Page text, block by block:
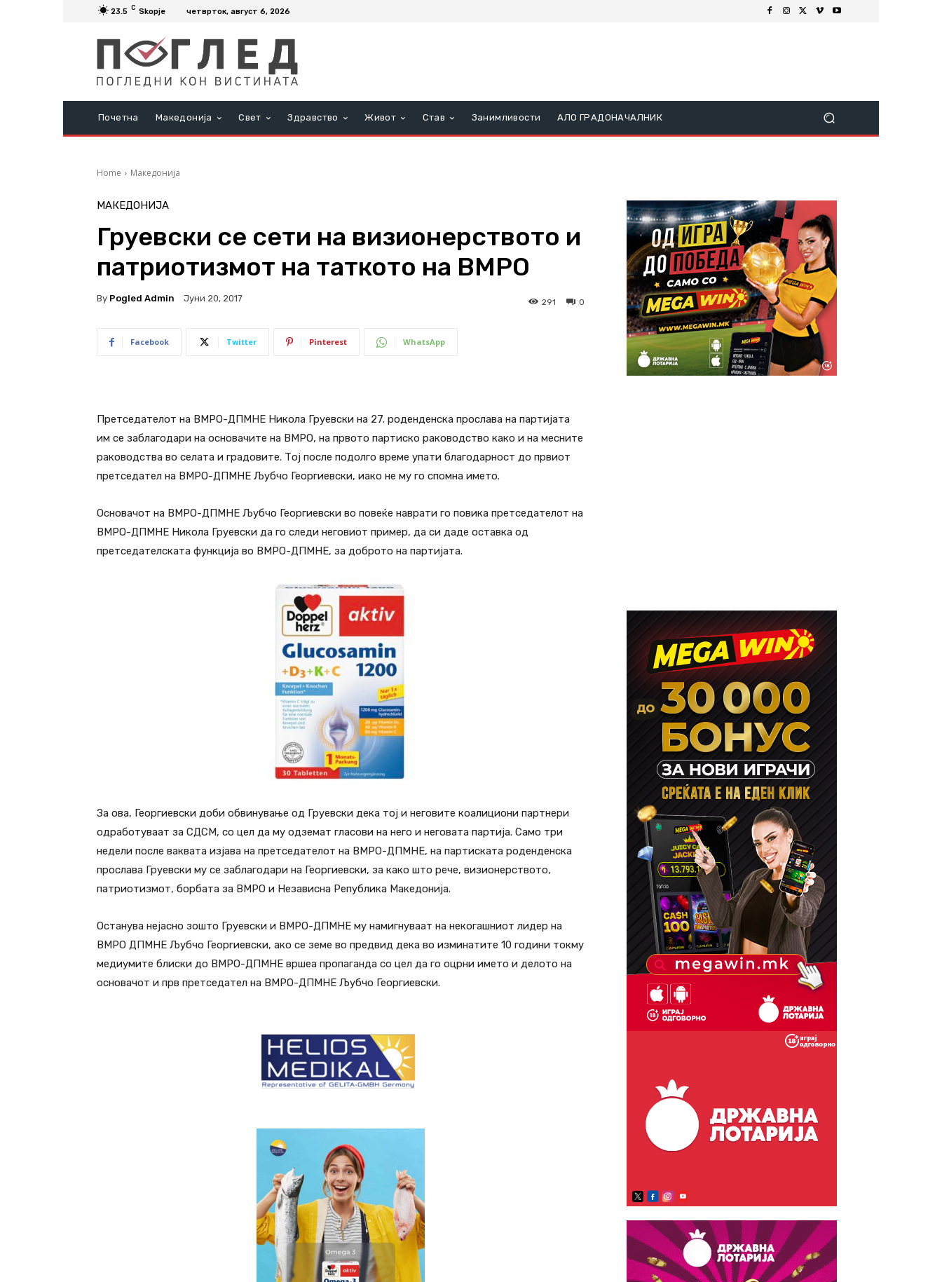
23.5 C Skopje четврток, август 6, 2026
Почетна Македонија Свет Здравство Живот Став Занимливости АЛО ГРАДОНАЧАЛНИК
Home Македонија
МАКЕДОНИЈА
Груевски се сети на визионерството и
патриотизмот на таткото на ВМРО
By Pogled Admin Јуни 20, 2017 0
291
Facebook Twitter Pinterest WhatsApp
Претседателот на ВМРО-ДПМНЕ Никола Груевски на 27. роденденска прослава на партијата
им се заблагодари на основачите на ВМРО, на првото партиско раководство како и на месните
раководства во селата и градовите. Тој после подолго време упати благодарност до првиот
претседател на ВМРО-ДПМНЕ Љубчо Георгиевски, иако не му го спомна името.
Основачот на ВМРО-ДПМНЕ Љубчо Георгиевски во повеќе наврати го повика претседателот на
ВМРО-ДПМНЕ Никола Груевски да го следи неговиот пример, да си даде оставка од
претседателската функција во ВМРО-ДПМНЕ, за доброто на партијата.
За ова, Георгиевски доби обвинување од Груевски дека тој и неговите коалициони партнери
одработуваат за СДСМ, со цел да му одземат гласови на него и неговата партија. Само три
недели после ваквата изјава на претседателот на ВМРО-ДПМНЕ, на партиската роденденска
прослава Груевски му се заблагодари на Георгиевски, за како што рече, визионерството,
патриотизмот, борбата за ВМРО и Независна Република Македонија.
Останува нејасно зошто Груевски и ВМРО-ДПМНЕ му намигнуваат на некогашниот лидер на
ВМРО ДПМНЕ Љубчо Георгиевски, ако се земе во предвид дека во изминатите 10 години токму
медиумите блиски до ВМРО-ДПМНЕ вршеа пропаганда со цел да го оцрни името и делото на
основачот и прв претседател на ВМРО-ДПМНЕ Љубчо Георгиевски.